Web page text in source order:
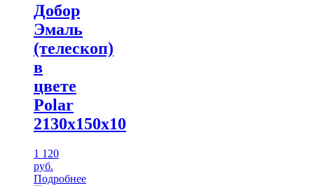
Добор
Эмаль
(телескоп)
в
цвете
Polar
2130х150х10
1 120
руб.
Подробнее